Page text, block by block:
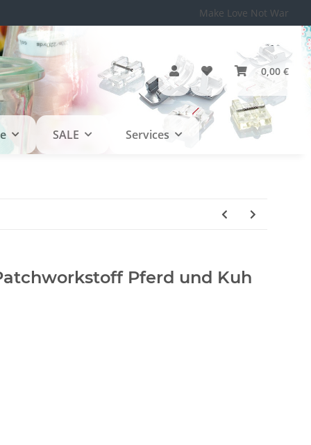
Make Love Not War
0,00 €
SALE Services
Pferd und Kuh